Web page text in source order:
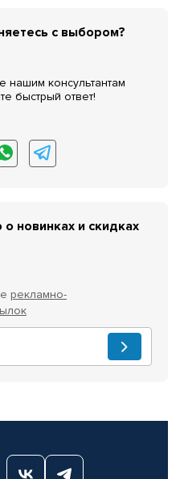
с выбором?
нашим консультантам
быстрый ответ!
новинках и скидках
рекламно-